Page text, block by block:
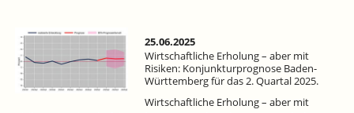
WÜRTTEMBERG
FÜR
DAS
25.06.2025
Wirtschaftliche Erholung – aber mit
Risiken: Konjunkturprognose Baden-
Württemberg für das 2. Quartal 2025.
Wirtschaftliche Erholung – aber mit